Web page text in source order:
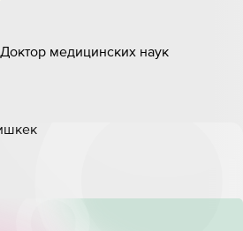
медицинских наук